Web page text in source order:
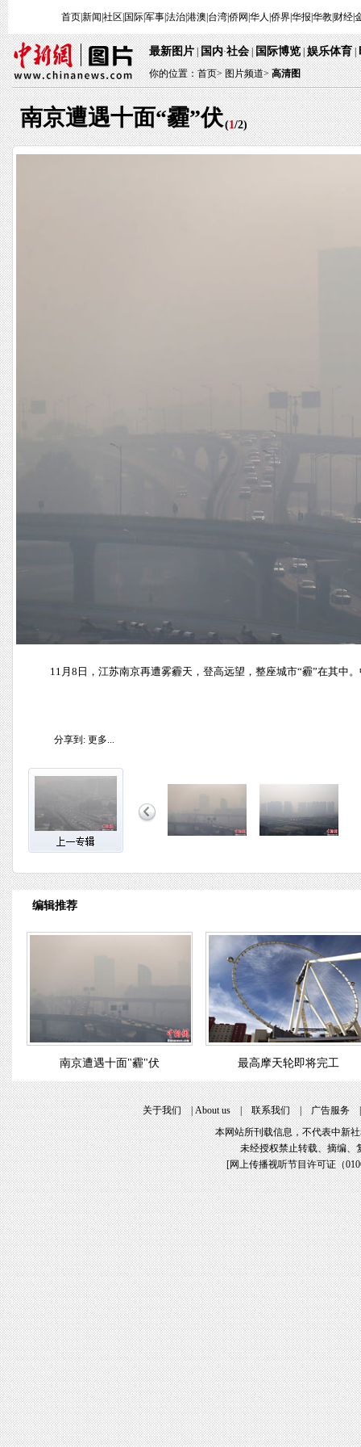
首页|新闻 社区 国际|军事|法治|港澳 台湾|侨网 华人 侨界|华报 华教| 财经|
最新图片|国内·社会|国际博览|娱乐体育|
你的位置：首页>图片频道> 高清图
南京遭遇十面“霾”伏(1/2)
11月8日，江苏南京再遭雾霾天，登高远望，整座城市“霾”在其中
分享到: 更多...
编辑推荐
南京遭遇十面"霾"伏 最高摩天轮即将完工
关于我们|About us|联系我们|广告服务
本网站所刊载信息，不代表中新
未经授权禁止转载、摘编、
[网上传播视听节目许可证（